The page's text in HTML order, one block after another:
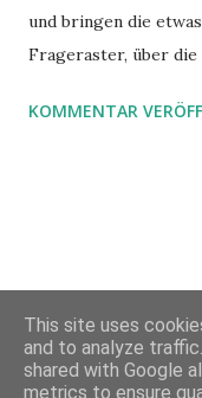
und bringen die
Frageraster, über die
in diesem Beitrag
KOMMENTAR
This site uses
and to analyze
shared with Google
metrics to ensure